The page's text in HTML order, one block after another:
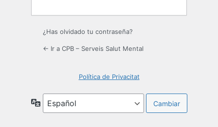
¿Has olvidado tu contraseña?
← Ir a CPB – Serveis Salut Mental
Política de Privacitat
Idioma